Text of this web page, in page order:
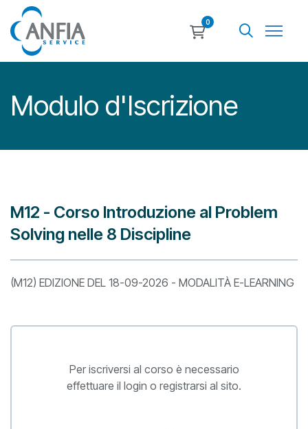
0
Modulo d'Iscrizione
M12 - Corso Introduzione al Problem
Solving nelle 8 Discipline
(M12) EDIZIONE DEL 18-09-2026 - MODALITÀ E-LEARNING
Per iscriversi al corso è necessario
effettuare il login o registrarsi al sito.